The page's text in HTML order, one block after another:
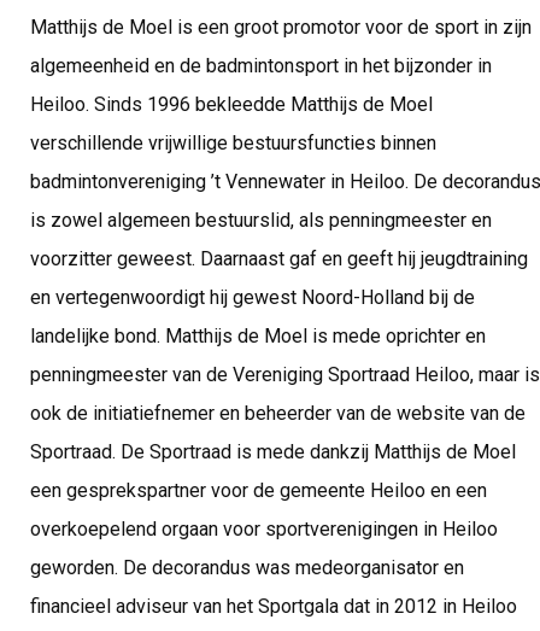
Matthijs de Moel is een groot promotor voor de sport in zijn
algemeenheid en de badmintonsport in het bijzonder in
Heiloo. Sinds 1996 bekleedde Matthijs de Moel
verschillende vrijwillige bestuursfuncties binnen
badmintonvereniging ’t Vennewater in Heiloo. De decorandus
is zowel algemeen bestuurslid, als penningmeester en
voorzitter geweest. Daarnaast gaf en geeft hij jeugdtraining
en vertegenwoordigt hij gewest Noord-Holland bij de
landelijke bond. Matthijs de Moel is mede oprichter en
penningmeester van de Vereniging Sportraad Heiloo, maar is
ook de initiatiefnemer en beheerder van de website van de
Sportraad. De Sportraad is mede dankzij Matthijs de Moel
een gesprekspartner voor de gemeente Heiloo en een
overkoepelend orgaan voor sportverenigingen in Heiloo
geworden. De decorandus was medeorganisator en
financieel adviseur van het Sportgala dat in 2012 in Heiloo